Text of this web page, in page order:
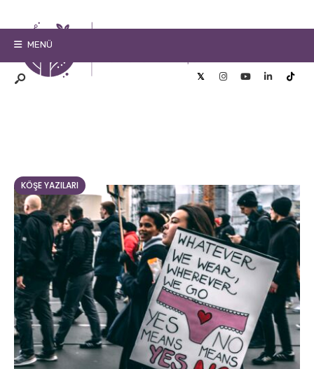
MENÜ
KÖŞE YAZILARI